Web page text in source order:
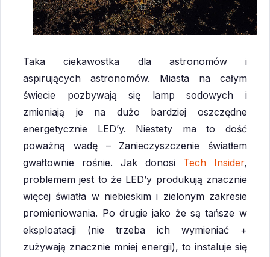
Taka ciekawostka dla astronomów i
aspirujących astronomów. Miasta na całym
świecie pozbywają się lamp sodowych i
zmieniają je na dużo bardziej oszczędne
energetycznie LED’y. Niestety ma to dość
poważną wadę – Zanieczyszczenie światłem
gwałtownie rośnie. Jak donosi Tech Insider,
problemem jest to że LED’y produkują znacznie
więcej światła w niebieskim i zielonym zakresie
promieniowania. Po drugie jako że są tańsze w
eksploatacji (nie trzeba ich wymieniać +
zużywają znacznie mniej energii), to instaluje się